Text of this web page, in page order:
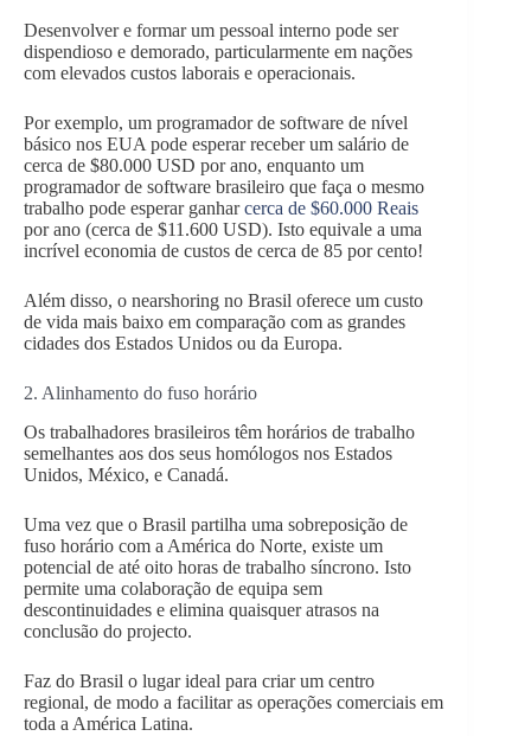
Desenvolver e formar um pessoal interno pode ser
dispendioso e demorado, particularmente em nações
com elevados custos laborais e operacionais.
Por exemplo, um programador de software de nível
básico nos EUA pode esperar receber um salário de
cerca de $80.000 USD por ano, enquanto um
programador de software brasileiro que faça o mesmo
trabalho pode esperar ganharcerca de $60.000 Reais
por ano (cerca de $11.600 USD). Isto equivale a uma
incrível economia de custos de cerca de 85 por cento!
Além disso, o nearshoring no Brasil oferece um custo
de vida mais baixo em comparação com as grandes
cidades dos Estados Unidos ou da Europa.
2. Alinhamento do fuso horário
Os trabalhadores brasileiros têm horários de trabalho
semelhantes aos dos seus homólogos nos Estados
Unidos, México, e Canadá.
Uma vez que o Brasil partilha uma sobreposição de
fuso horário com a América do Norte, existe um
potencial de até oito horas de trabalho síncrono. Isto
permite uma colaboração de equipa sem
descontinuidades e elimina quaisquer atrasos na
conclusão do projecto.
Faz do Brasil o lugar ideal para criar um centro
regional, de modo a facilitar as operações comerciais em
toda a América Latina.